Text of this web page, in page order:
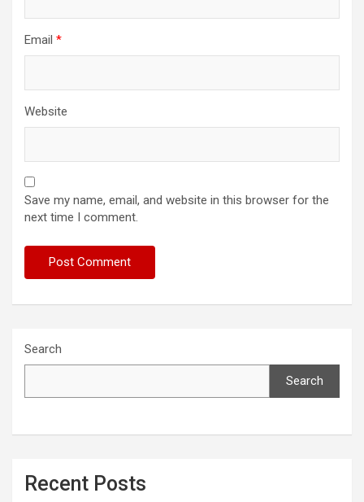
Email *
Website
Save my name, email, and website in this browser for the
next time I comment.
Search
Search
Recent Posts